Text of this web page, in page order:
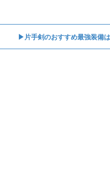
▶︎片手剣のおすすめ最強装備